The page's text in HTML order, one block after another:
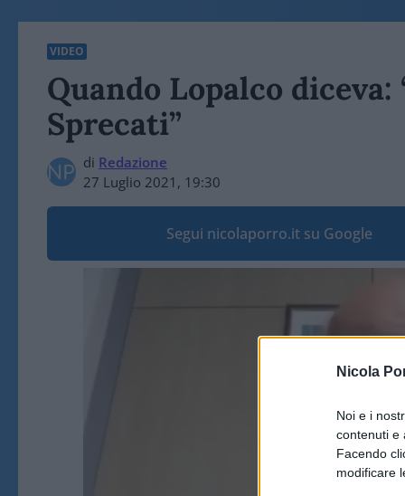
Nicola
Noi e i
contenuti e
Facendo
modificare
VIDEO
Quando Lopalco
Sprecati”
di Redazione
27 Luglio 2021, 19:30
Segui nicolaporro.it su Google